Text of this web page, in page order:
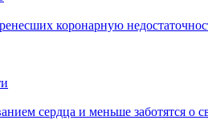
коронарную
сердца и меньше заботятся о